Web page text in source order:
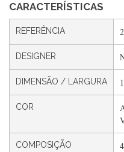
CARACTERÍSTICAS
REFERÊNCIA
DESIGNER
DIMENSÃO / LARGURA
COR
COMPOSIÇÃO
Gostei ,Serviço
Rápido, atendimento 5*.
feita de